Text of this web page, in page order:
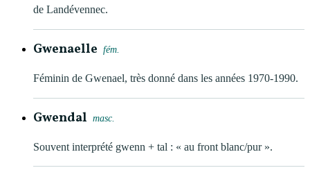
de Landévennec.
Gwenaelle fém.
Féminin de Gwenael, très donné dans les années 1970-1990.
Gwendal masc.
Souvent interprété gwenn + tal : « au front blanc/pur ».